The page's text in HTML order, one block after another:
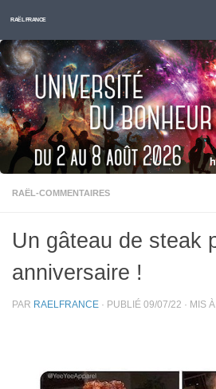
Skip to content
RAËL FRANCE
RAËL-COMMENTAIRES
Un gâteau de steak
anniversaire !
PAR RAELFRANCE · PUBLIÉ 09/07/22 · MIS